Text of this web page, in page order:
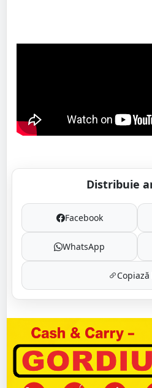
Distribuie
Facebook
WhatsApp